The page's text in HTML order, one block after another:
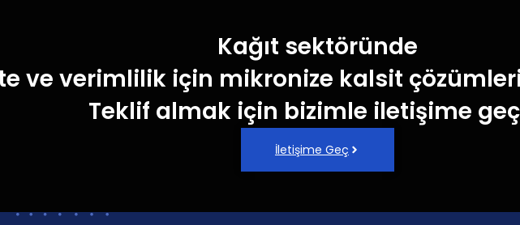
Kağıt sektöründe
ve verimlilik için mikronize kalsit
Teklif almak için bizimle iletişime
İletişime Geç